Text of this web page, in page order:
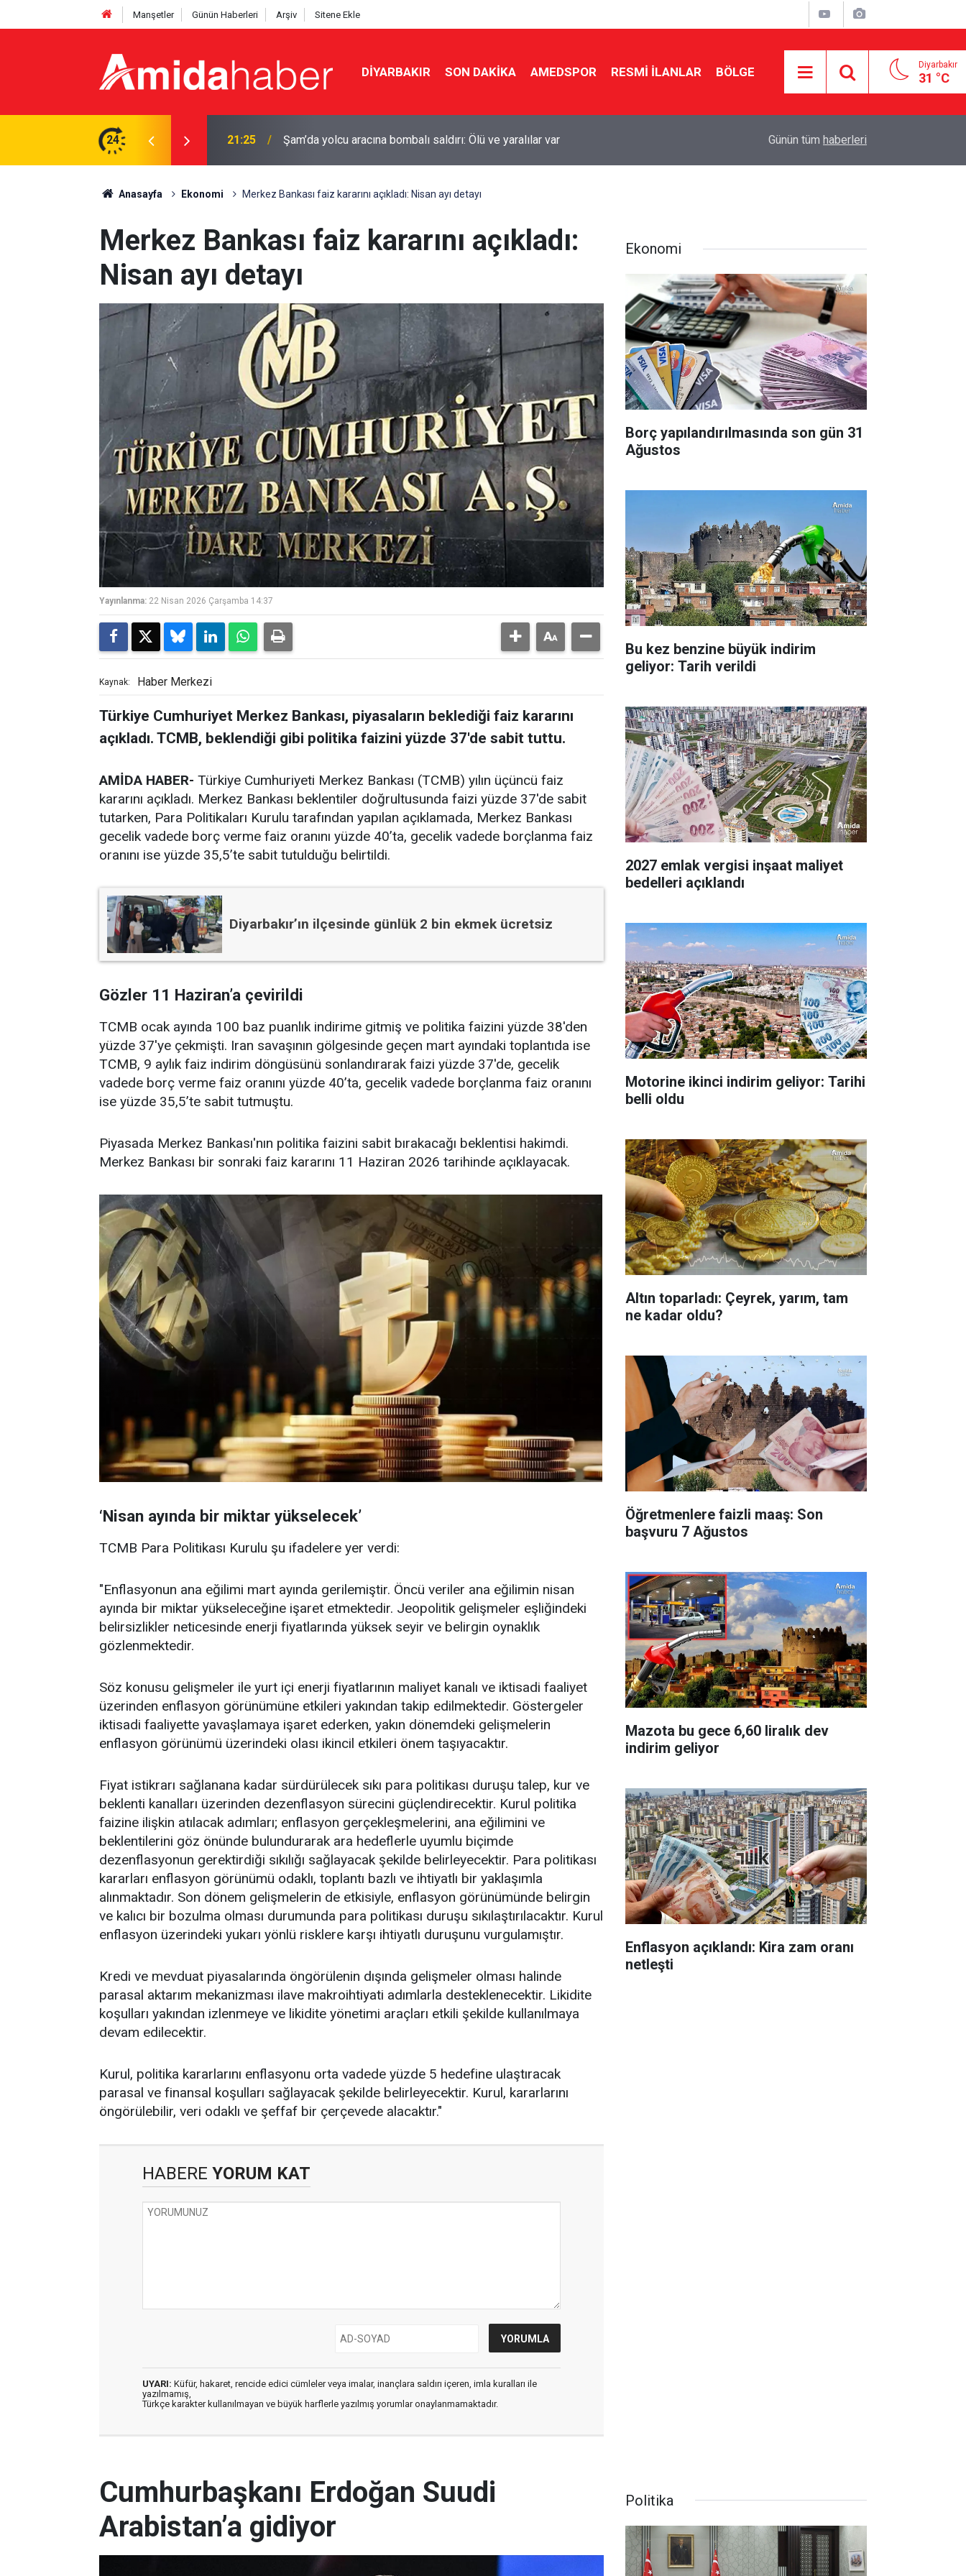
Manşetler Günün Haberleri Arşiv Sitene Ekle
DIYARBAKIR SON DAKIKA AMEDSPOR RESMI İLANLAR BÖLGE Diyarbakır
31 °C
24
Ölü ve yaralılar var 20:44 Diyarbakır’da sulama kanalına giren genç boğuldu Cengiz Çandar’dan çerçeve yasa açıklaması
Günün tüm haberleri
Anasayfa Ekonomi Merkez Bankası faiz kararını açıkladı: Nisan ayı detayı
Merkez Bankası faiz kararını açıkladı:
Nisan ayı detayı
Yayınlanma: 22 Nisan 2026 Çarşamba 14:37
Kaynak: Haber Merkezi
Türkiye Cumhuriyet Merkez Bankası, piyasaların beklediği faiz kararını
açıkladı. TCMB, beklendiği gibi politika faizini yüzde 37'de sabit tuttu.
AMİDA HABER- Türkiye Cumhuriyeti Merkez Bankası (TCMB) yılın üçüncü faiz
kararını açıkladı. Merkez Bankası beklentiler doğrultusunda faizi yüzde 37'de sabit
tutarken, Para Politikaları Kurulu tarafından yapılan açıklamada, Merkez Bankası
gecelik vadede borç verme faiz oranını yüzde 40’ta, gecelik vadede borçlanma faiz
oranını ise yüzde 35,5’te sabit tutulduğu belirtildi.
Diyarbakır’ın ilçesinde günlük 2 bin ekmek ücretsiz
Gözler 11 Haziran’a çevirildi
TCMB ocak ayında 100 baz puanlık indirime gitmiş ve politika faizini yüzde 38'den
yüzde 37'ye çekmişti. Iran savaşının gölgesinde geçen mart ayındaki toplantıda ise
TCMB, 9 aylık faiz indirim döngüsünü sonlandırarak faizi yüzde 37'de, gecelik
vadede borç verme faiz oranını yüzde 40’ta, gecelik vadede borçlanma faiz oranını
ise yüzde 35,5’te sabit tutmuştu.
Piyasada Merkez Bankası'nın politika faizini sabit bırakacağı beklentisi hakimdi.
Merkez Bankası bir sonraki faiz kararını 11 Haziran 2026 tarihinde açıklayacak.
‘Nisan ayında bir miktar yükselecek’
TCMB Para Politikası Kurulu şu ifadelere yer verdi:
"Enflasyonun ana eğilimi mart ayında gerilemiştir. Öncü veriler ana eğilimin nisan
ayında bir miktar yükseleceğine işaret etmektedir. Jeopolitik gelişmeler eşliğindeki
belirsizlikler neticesinde enerji fiyatlarında yüksek seyir ve belirgin oynaklık
gözlenmektedir.
Söz konusu gelişmeler ile yurt içi enerji fiyatlarının maliyet kanalı ve iktisadi faaliyet
üzerinden enflasyon görünümüne etkileri yakından takip edilmektedir. Göstergeler
iktisadi faaliyette yavaşlamaya işaret ederken, yakın dönemdeki gelişmelerin
enflasyon görünümü üzerindeki olası ikincil etkileri önem taşıyacaktır.
Fiyat istikrarı sağlanana kadar sürdürülecek sıkı para politikası duruşu talep, kur ve
beklenti kanalları üzerinden dezenflasyon sürecini güçlendirecektir. Kurul politika
faizine ilişkin atılacak adımları; enflasyon gerçekleşmelerini, ana eğilimini ve
beklentilerini göz önünde bulundurarak ara hedeflerle uyumlu biçimde
dezenflasyonun gerektirdiği sıkılığı sağlayacak şekilde belirleyecektir. Para politikası
kararları enflasyon görünümü odaklı, toplantı bazlı ve ihtiyatlı bir yaklaşımla
alınmaktadır. Son dönem gelişmelerin de etkisiyle, enflasyon görünümünde belirgin
ve kalıcı bir bozulma olması durumunda para politikası duruşu sıkılaştırılacaktır. Kurul
enflasyon üzerindeki yukarı yönlü risklere karşı ihtiyatlı duruşunu vurgulamıştır.
Kredi ve mevduat piyasalarında öngörülenin dışında gelişmeler olması halinde
parasal aktarım mekanizması ilave makroihtiyati adımlarla desteklenecektir. Likidite
koşulları yakından izlenmeye ve likidite yönetimi araçları etkili şekilde kullanılmaya
devam edilecektir.
Kurul, politika kararlarını enflasyonu orta vadede yüzde 5 hedefine ulaştıracak
parasal ve finansal koşulları sağlayacak şekilde belirleyecektir. Kurul, kararlarını
öngörülebilir, veri odaklı ve şeffaf bir çerçevede alacaktır."
HABERE YORUM KAT
UYARI: Küfür, hakaret, rencide edici cümleler veya imalar, inançlara saldırı içeren, imla kuralları ile
yazılmamış,
Türkçe karakter kullanılmayan ve büyük harflerle yazılmış yorumlar onaylanmamaktadır.
Ekonomi
Borç yapılandırılmasında son gün 31
Ağustos
Bu kez benzine büyük indirim
geliyor: Tarih verildi
2027 emlak vergisi inşaat maliyet
bedelleri açıklandı
Motorine ikinci indirim geliyor: Tarihi
belli oldu
Altın toparladı: Çeyrek, yarım, tam
ne kadar oldu?
Öğretmenlere faizli maaş: Son
başvuru 7 Ağustos
Mazota bu gece 6,60 liralık dev
indirim geliyor
Enflasyon açıklandı: Kira zam oranı
netleşti
Cumhurbaşkanı Erdoğan Suudi
Arabistan’a gidiyor
Politika